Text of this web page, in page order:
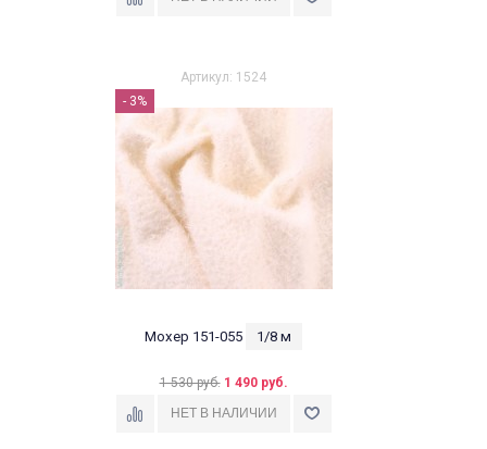
Артикул: 1524
- 3%
Мохер 151-055 1/8 м
1 530 руб. 1 490 руб.